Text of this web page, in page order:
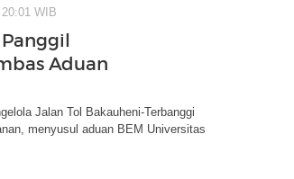
WIB
Aduan
Jalan Tol Bakauheni-Terbanggi
menyusul aduan BEM Universitas